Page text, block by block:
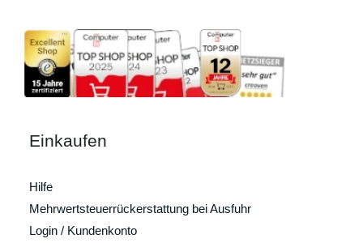
Einkaufen
Hilfe
Mehrwertsteuerrückerstattung bei Ausfuhr
Login / Kundenkonto